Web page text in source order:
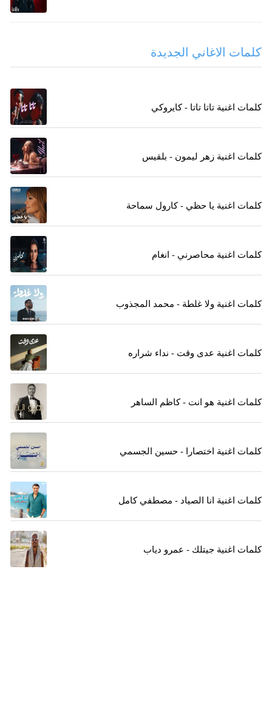
كلمات الاغاني الجديدة
كلمات اغنية تاتا تاتا - كايروكي
كلمات اغنية زهر ليمون - بلقيس
كلمات اغنية يا حظي - كارول سماحة
كلمات اغنية محاصرني - انغام
كلمات اغنية ولا غلطة - محمد المجذوب
كلمات اغنية عدى وقت - نداء شراره
كلمات اغنية هو انت - كاظم الساهر
كلمات اغنية اختصارا - حسين الجسمي
كلمات اغنية انا الصياد - مصطفي كامل
كلمات اغنية جيتلك - عمرو دياب